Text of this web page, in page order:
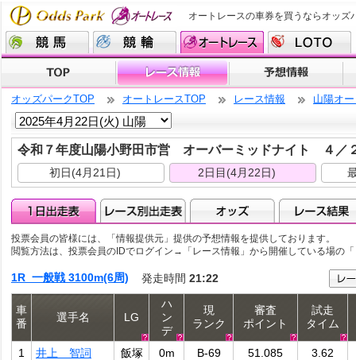
オートレースの車券を買うならオッズ
オッズパークTOP オートレースTOP レース情報 山陽オ
令和７年度山陽小野田市営 オーバーミッドナイト ４
初日(4月21日) 2日目(4月22日)
投票会員の皆様には、「情報提供元」提供の予想情報を提供しております。
閲覧方法は、投票会員のIDでログイン→「レース情報」から開催している場の
1R 一般戦 3100m(6周) 発走時間 21:22
車
番
選手名 LG
ハ
ン
デ
現
ランク
審査
ポイント
試走
タイム
1 井上 智詞 飯塚 0m B-69 51.085 3.62